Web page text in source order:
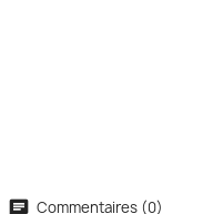
Commentaires (0)